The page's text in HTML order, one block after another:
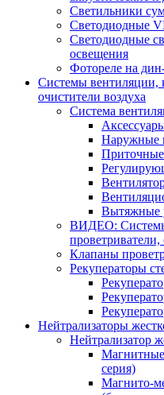
Светильники
Светодиодные
Светодиодные
освещения
Фотореле на
Системы вентиляции,
очистители воздуха
Система
Наружные
Вытяжные
ВИДЕО:
проветриватели,
Клапаны
Рекуператоры
Нейтрализаторы
Нейтрализатор
серия)
Магнито-